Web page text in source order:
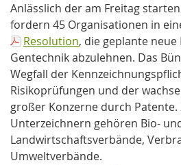
Anlässlich der am Freitag
fordern 45 Organisationen in
Resolution, die geplante
Gentechnik abzulehnen. Das
Wegfall der
Risikoprüfungen und der
großer Konzerne durch Patente.
Unterzeichnern gehören Bio-
Landwirtschaftsverbände,
Umweltverbände.